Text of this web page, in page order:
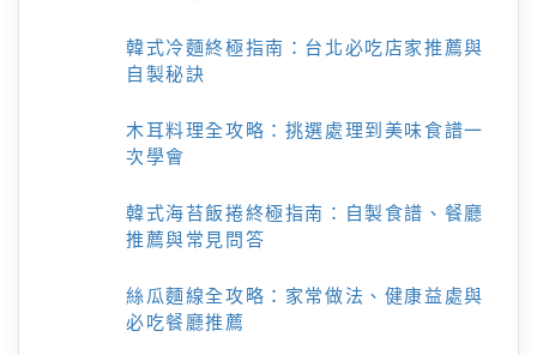
韓式冷麵終極指南：台北必吃店家推薦與
自製秘訣
木耳料理全攻略：挑選處理到美味食譜一
次學會
韓式海苔飯捲終極指南：自製食譜、餐廳
推薦與常見問答
絲瓜麵線全攻略：家常做法、健康益處與
必吃餐廳推薦